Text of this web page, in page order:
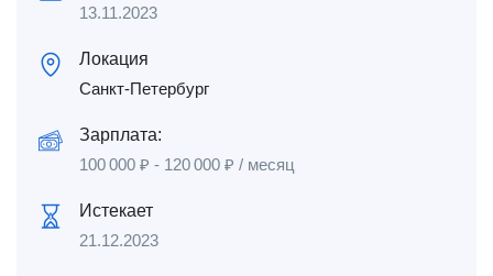
13.11.2023
Локация
Санкт-Петербург
Зарплата:
100 000 ₽ - 120 000 ₽ / месяц
Истекает
21.12.2023